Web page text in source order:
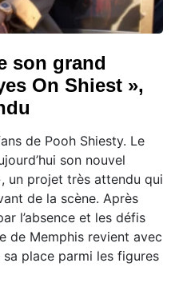
son grand
On Shiest »,
de Pooh Shiesty. Le
son nouvel
un projet très attendu qui
de la scène. Après
l’absence et les défis
de Memphis revient avec
place parmi les figures